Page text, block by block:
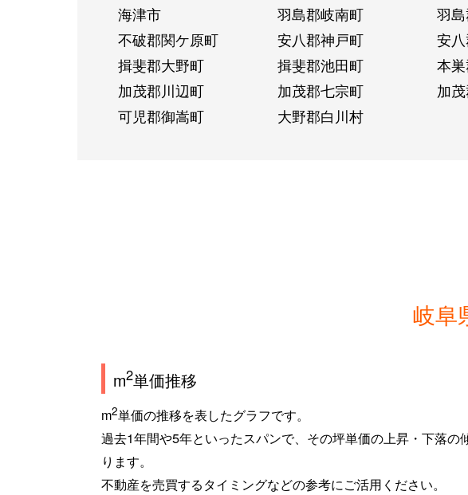
海津市
羽島郡岐南町 羽
不破郡関ケ原町
安八郡神戸町 安
揖斐郡大野町
揖斐郡池田町 本
加茂郡川辺町
加茂郡七宗町 加
可児郡御嵩町
大野郡白川村
岐阜
m2単価推移
m2単価の推移を表したグラフです。
過去1年間や5年といったスパンで、その坪単価の上昇・下落の
ります。
不動産を売買するタイミングなどの参考にご活用ください。